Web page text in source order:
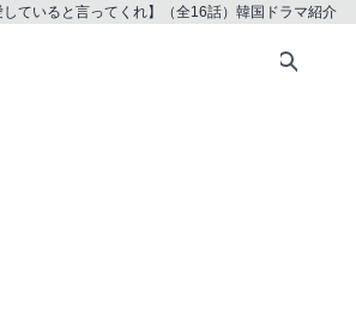
していると言ってくれ】（全16話）韓国ドラマ紹介